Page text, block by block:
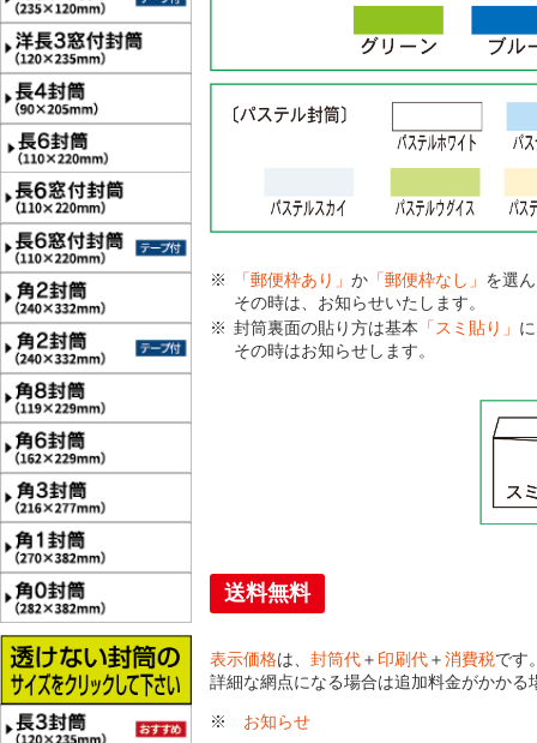
「郵便枠あり」 か 「郵便枠なし」 を選
その時は、お知らせいたします。
封筒裏面の貼り方は基本 「スミ貼り」
その時はお知らせします。
送料無料
表示価格は、 封筒代 ＋ 印刷代 ＋ 消費税です
詳細な網点になる場合は追加料金がかかる
※ お知らせ